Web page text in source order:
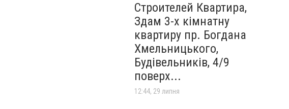
Строителей Квартира,
Здам 3-х кімнатну
квартиру пр. Богдана
Хмельницького,
Будівельників, 4/9
поверх...
12:44, 29 липня